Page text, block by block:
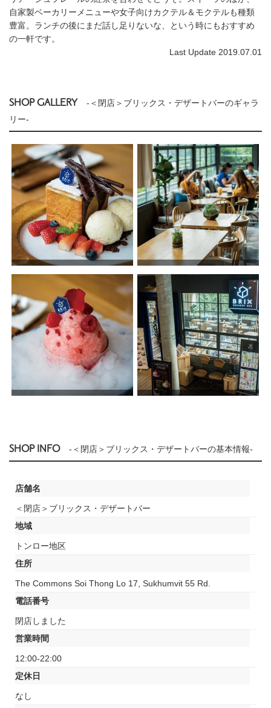
自家製ベーカリーメニューや女子向けカクテル＆モクテルも種類
豊富。ランチの後にまだ話し足りないな、という時にもおすすめ
の一軒です。
Last Update 2019.07.01
SHOP GALLERY
-＜閉店＞ブリックス・デザートバーのギャラ
リー-
SHOP INFO -＜閉店＞ブリックス・デザートバーの基本情報-
店舗名
＜閉店＞ブリックス・デザートバー
地域
トンロー地区
住所
The Commons Soi Thong Lo 17, Sukhumvit 55 Rd.
電話番号
閉店しました
営業時間
12:00-22:00
定休日
なし